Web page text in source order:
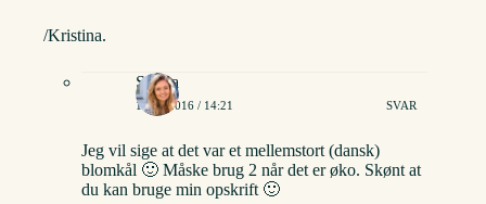
/Kristina.
Stinna
18/01/2016 / 14:21 SVAR
Jeg vil sige at det var et mellemstort (dansk)
blomkål 🙂 Måske brug 2 når det er øko. Skønt at
du kan bruge min opskrift 🙂